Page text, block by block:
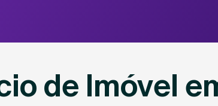
de Imóvel